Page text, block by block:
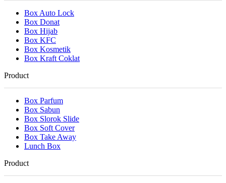
Box Auto Lock
Box Donat
Box Hijab
Box KFC
Box Kosmetik
Box Kraft Coklat
Product
Box Parfum
Box Sabun
Box Slorok Slide
Box Soft Cover
Box Take Away
Lunch Box
Product